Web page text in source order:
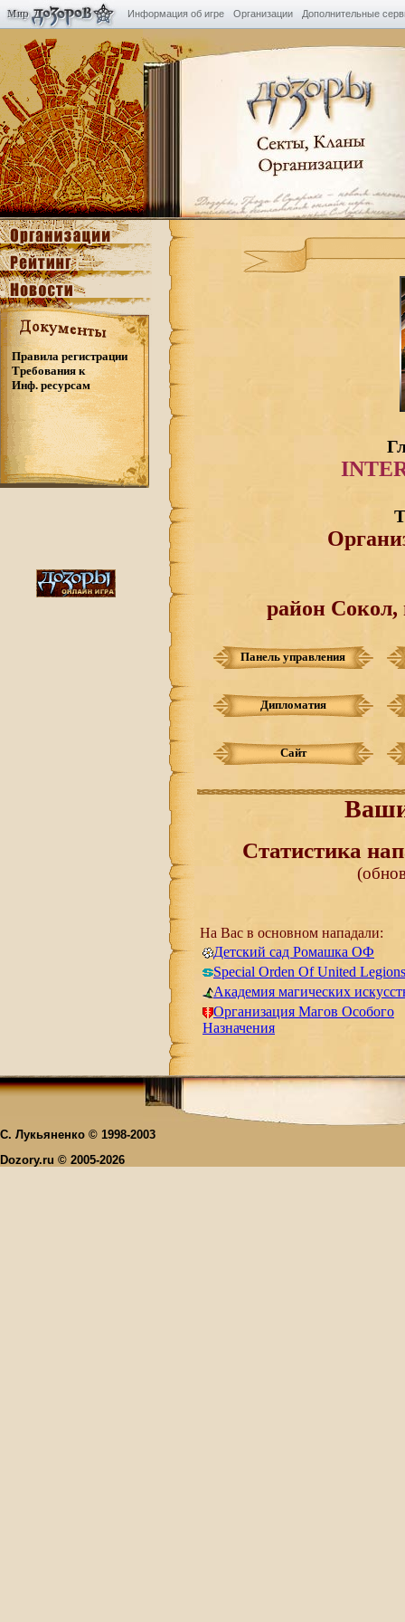
Информация об игре Организации Дополнительные
Правила регистрации
Требования к
Инф. ресурсам
район Сокол,
Панель управления
Дипломатия
Сайт
Статистика
На Вас в основном нападали:
Детский сад Ромашка ОФ
Special Orden Of United Legions
Академия магических
Oрганизация Магов Особого
Назначения
С. Лукьяненко © 1998-2003
Dozory.ru © 2005-2026